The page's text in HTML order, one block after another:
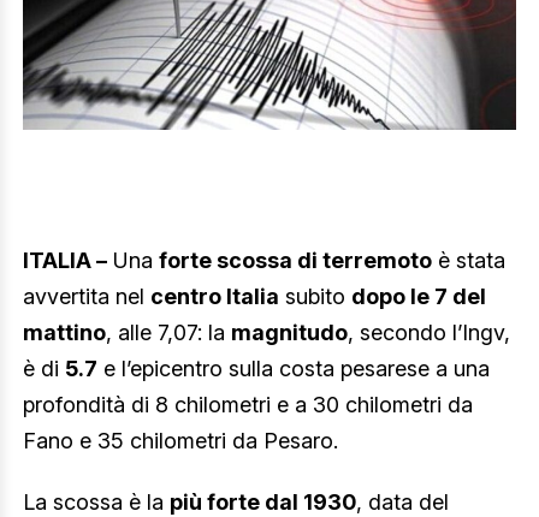
ITALIA – Una forte scossa di terremoto è stata
avvertita nel centro Italia subito dopo le 7 del
mattino, alle 7,07: la magnitudo, secondo l’Ingv,
è di 5.7 e l’epicentro sulla costa pesarese a una
profondità di 8 chilometri e a 30 chilometri da
Fano e 35 chilometri da Pesaro.
La scossa è la più forte dal 1930, data del